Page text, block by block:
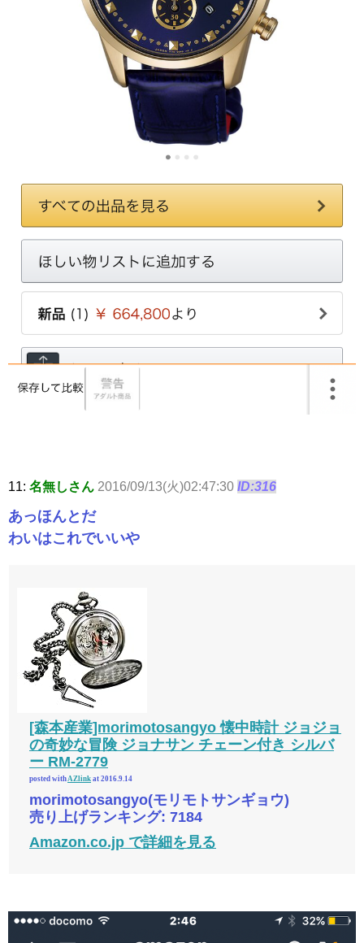
11: 名無しさん 2016/09/13(火)02:47:30 ID:316
あっほんとだ
わいはこれでいいや
[森本産業]morimotosangyo 懐中時計 ジョジョ
の奇妙な冒険 ジョナサン チェーン付き シルバ
ー RM-2779
posted withAZlink at 2016.9.14
morimotosangyo(モリモトサンギョウ)
売り上げランキング: 7184
Amazon.co.jp で詳細を見る